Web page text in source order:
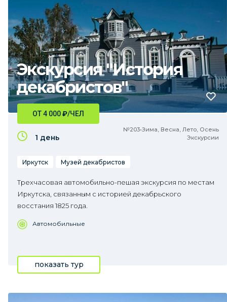
Экскурсия "История
декабристов"
№203•Зима, Весна, Лето, Осень
Экскурсии
ОТ 4 000₽/ЧЕЛ
1 день
Иркутск Музей декабристов
Трехчасовая автомобильно-пешая экскурсия по местам
Иркутска, связанным с историей декабрьского
восстания 1825 года.
Автомобильные
показать тур